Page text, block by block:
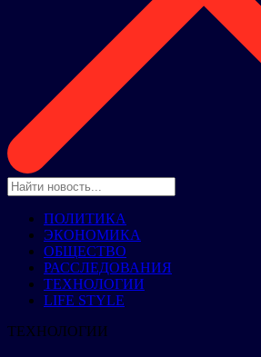
ПОЛИТИКА
ЭКОНОМИКА
ОБЩЕСТВО
РАССЛЕДОВАНИЯ
ТЕХНОЛОГИИ
LIFE STYLE
ТЕХНОЛОГИИ